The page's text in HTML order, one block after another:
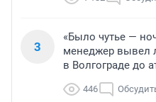
3
«Было чутье —
менеджер вывел
в Волгограде до
446